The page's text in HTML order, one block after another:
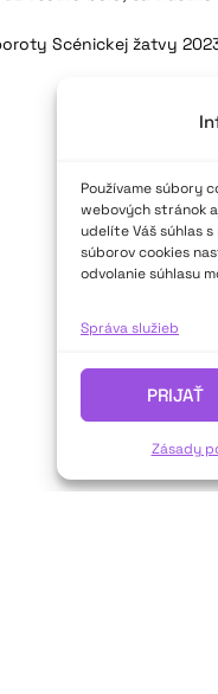
Používame súbory
webových stránok
udelíte Váš súhlas
súborov cookies
odvolanie súhlasu
Správa služieb
PRIJAŤ
Zásady
Scénickej žatvy